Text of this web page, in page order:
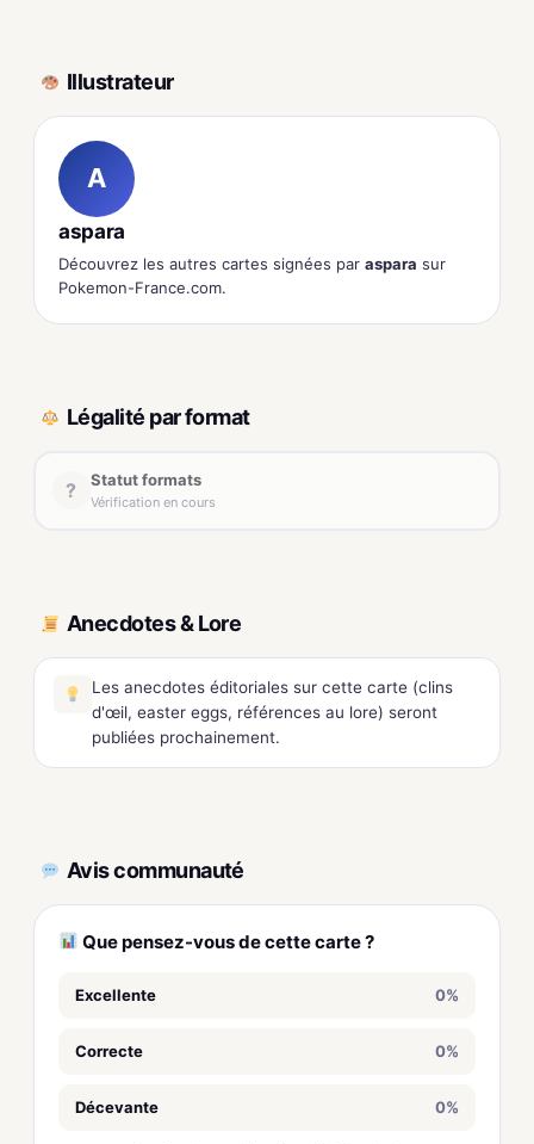
Illustrateur
A
aspara
Découvrez les autres cartes signées par aspara sur
Pokemon-France.com.
Légalité par format
? Statut formats
Vérification en cours
Anecdotes & Lore
Les anecdotes éditoriales sur cette carte (clins
d'œil, easter eggs, références au lore) seront
publiées prochainement.
Avis communauté
Que pensez-vous de cette carte ?
Excellente 0%
Correcte 0%
Décevante 0%